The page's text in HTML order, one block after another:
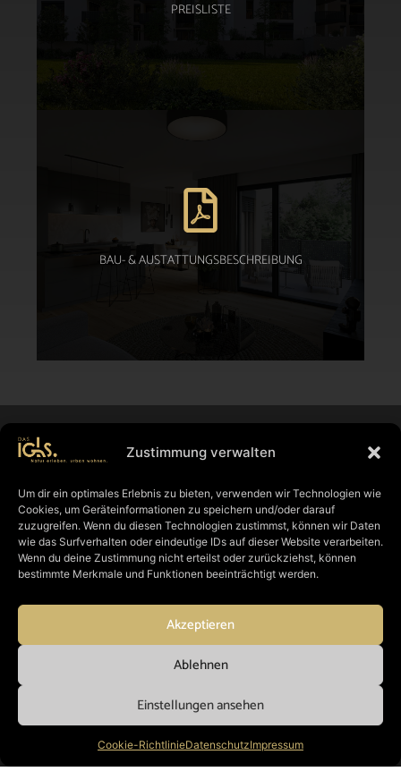
Zustimmung verwalten
Um dir ein optimales Erlebnis zu bieten, verwenden wir Technologien wie
Cookies, um Geräteinformationen zu speichern und/oder darauf
zuzugreifen. Wenn du diesen Technologien zustimmst, können wir Daten
wie das Surfverhalten oder eindeutige IDs auf dieser Website verarbeiten.
Wenn du deine Zustimmung nicht erteilst oder zurückziehst, können
bestimmte Merkmale und Funktionen beeinträchtigt werden.
Akzeptieren
Ablehnen
Einstellungen ansehen
Cookie-RichtlinieDatenschutzImpressum
PREISLISTE
PREISLISTE
BAU- & AUSTATTUNGSBESCHREIBUNG
BAU- & AUSTATTUNGSBESCHREIBUNG
Download PDF
Anfrageformular
weitere Informationen oder persönliche Beratungsgespräche zur
Verfügung.
Name
E-Mail
Datenschutzinformation
Die von Ihnen im Anfrageformular eingegebenen Daten werden ausschließlich zur